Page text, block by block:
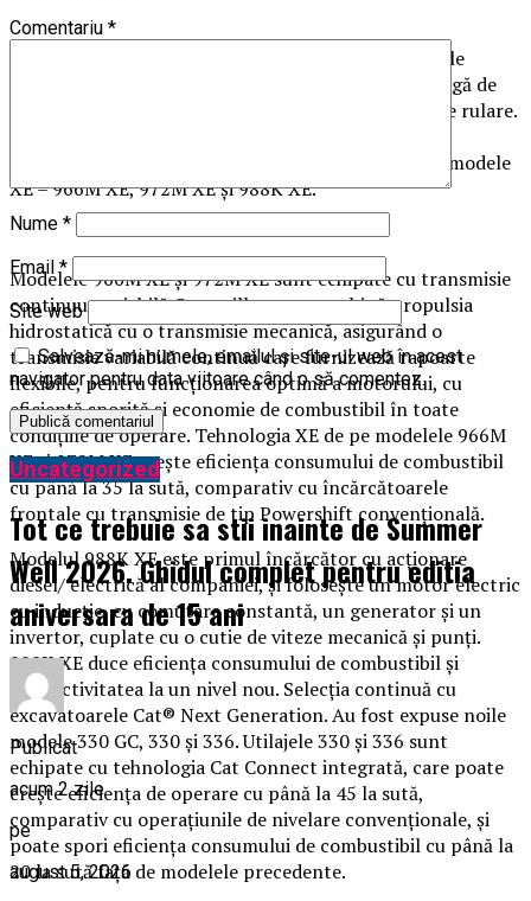
O altă alegere de succes sunt încărcătoarele frontale
marca Caterpillar – oferind clienților o varietate largă de
mărimi, dar și mai multe modele pentru trenurile de rulare.
manipularea deșeurilor, 986K și 992K, și mai multe modele
XE – 966M XE, 972M XE și 988K XE.
Modelele 966M XE și 972M XE sunt echipate cu transmisie
continuu-variabilă Caterpillar care combină propulsia
hidrostatică cu o transmisie mecanică, asigurând o
transmisie variabilă continuă care furnizează rapoarte
flexibile, pentru funcționarea optimă a motorului, cu
eficiență sporită și economie de combustibil în toate
condițiile de operare. Tehnologia XE de pe modelele 966M
XE și 972M XE crește eficiența consumului de combustibil
cu până la 35 la sută, comparativ cu încărcătoarele
frontale cu transmisie de tip Powershift convențională.
Modelul 988K XE este primul încărcător cu acționare
diesel/ electrică al companiei, și folosește un motor electric
cu inducție, cu comutare constantă, un generator și un
invertor, cuplate cu o cutie de viteze mecanică și punți.
988K XE duce eficiența consumului de combustibil și
productivitatea la un nivel nou. Selecția continuă cu
excavatoarele Cat® Next Generation. Au fost expuse noile
modele 330 GC, 330 și 336. Utilajele 330 și 336 sunt
echipate cu tehnologia Cat Connect integrată, care poate
crește eficiența de operare cu până la 45 la sută,
comparativ cu operațiunile de nivelare convenționale, și
poate spori eficiența consumului de combustibil cu până la
20 la sută față de modelele precedente.
Comentariu *
Nume *
Email*
Site web
Salvează-mi numele, emailul și site-ul web în acest
navigator pentru data viitoare când o să comentez.
Uncategorized
Tot ce trebuie sa stii inainte de Summer
Well 2026. Ghidul complet pentru editia
aniversara de 15 ani
Publicat
acum 2 zile
pe
august 5, 2026